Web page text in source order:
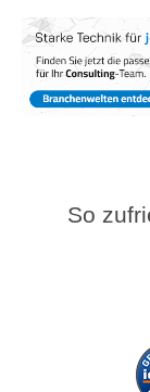
So